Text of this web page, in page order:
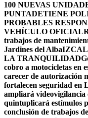
100 NUEVAS
PUNTADETIENE
PROBABLES
VEHÍCULO OFICIAL
trabajos de
Jardines del Alba
LA TRANQUILIDAD
cobro a motocicletas en
carecer de autorización
fortalecen seguridad en
ampliará videovigilancia
quintuplicará estímulos
conclusión de trabajos